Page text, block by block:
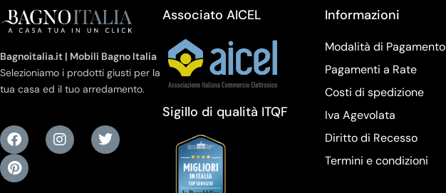
Bagnoitalia.it | Mobili Bagno Italia
Selezioniamo i prodotti giusti per la
tua casa ed il tuo arredamento.
Associato AICEL
Sigillo di qualità ITQF
Informazioni
Modalità di Pagamento
Pagamenti a Rate
Costi di spedizione
Iva Agevolata
Diritto di Recesso
Termini e condizioni